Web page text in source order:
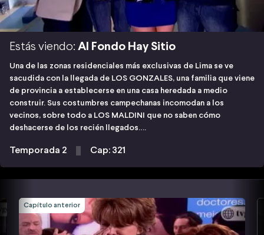
Estás viendo: Al Fondo Hay Sitio
Una de las zonas residenciales más exclusivas de Lima se ve
sacudida con la llegada de LOS GONZALES, una familia que viene
de provincia a establecerse en una casa heredada a medio
construir. Sus costumbres campechanas incomodan a los
vecinos, sobre todo a LOS MALDINI que no saben cómo
deshacerse de los recién llegados….
Temporada 2 Cap: 321
Capítulo anterior